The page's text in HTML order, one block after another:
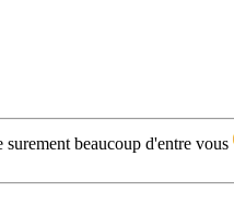
beaucoup d'entre vous